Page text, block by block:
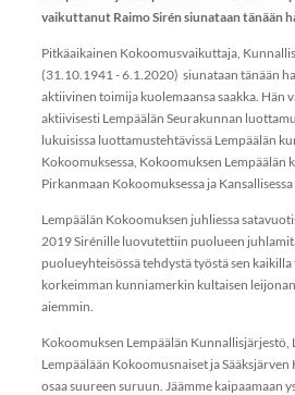
vaikuttanut Raimo Sirén siunataan tänään
Pitkäaikainen Kokoomusvaikuttaja,
(31.10.1941 - 6.1.2020) siunataan tänään
aktiivinen toimija kuolemaansa saakka. Hän
aktiivisesti Lempäälän Seurakunnan
lukuisissa luottamustehtävissä Lempäälän
Kokoomuksessa, Kokoomuksen Lempäälän
Pirkanmaan Kokoomuksessa ja
Lempäälän Kokoomuksen juhliessa
2019 Sirénille luovutettiin puolueen
puolueyhteisössä tehdystä työstä sen
korkeimman kunniamerkin kultaisen
aiemmin.
Kokoomuksen Lempäälän Kunnallisjärjestö,
Lempäälään Kokoomusnaiset ja
osaa suureen suruun. Jäämme kaipaamaan